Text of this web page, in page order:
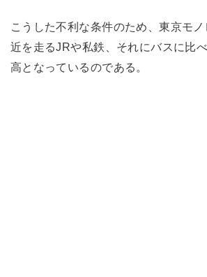
こうした不利な条件のため、東京モ
近を走るJRや私鉄、それにバスに比
高となっているのである。